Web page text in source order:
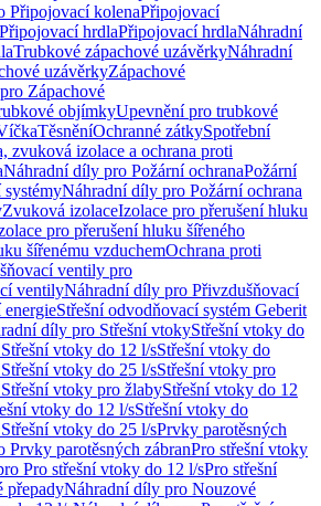
Připojovací kolenaPřipojovací
hrdlaPřipojovací hrdlaNáhradní
Trubkové zápachové uzávěrkyNáhradní
uzávěrkyZápachové
Zápachové
objímkyUpevnění pro trubkové
TěsněníOchranné zátkySpotřební
zvuková izolace a ochrana proti
Náhradní díly pro Požární ochranaPožární
systémyNáhradní díly pro Požární ochrana
Zvuková izolaceIzolace pro přerušení hluku
pro přerušení hluku šířeného
šířenému vzduchemOchrana proti
ventily pro
ventilyNáhradní díly pro Přivzdušňovací
Střešní odvodňovací systém Geberit
díly pro Střešní vtokyStřešní vtoky do
vtoky do 12 l/sStřešní vtoky do
vtoky do 25 l/sStřešní vtoky pro
vtoky pro žlabyStřešní vtoky do 12
vtoky do 12 l/sStřešní vtoky do
vtoky do 25 l/sPrvky parotěsných
Prvky parotěsných zábranPro střešní vtoky
Pro střešní vtoky do 12 l/sPro střešní
přepadyNáhradní díly pro Nouzové